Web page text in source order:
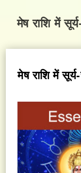
मेष राशि में
मेष राशि में